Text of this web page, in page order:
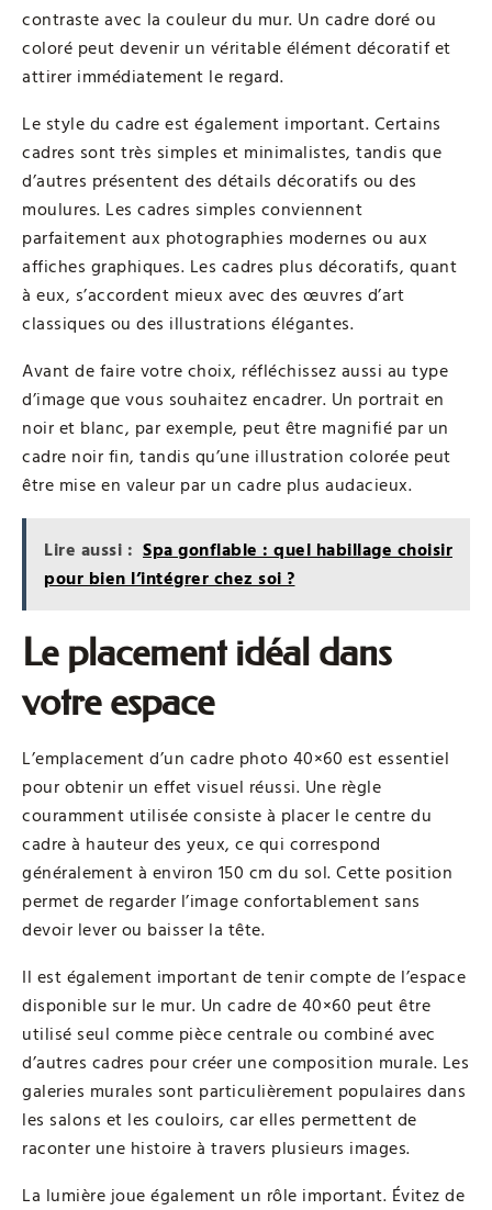
contraste avec la couleur du mur. Un cadre doré ou
coloré peut devenir un véritable élément décoratif et
attirer immédiatement le regard.
Le style du cadre est également important. Certains
cadres sont très simples et minimalistes, tandis que
d’autres présentent des détails décoratifs ou des
moulures. Les cadres simples conviennent
parfaitement aux photographies modernes ou aux
affiches graphiques. Les cadres plus décoratifs, quant
à eux, s’accordent mieux avec des œuvres d’art
classiques ou des illustrations élégantes.
Avant de faire votre choix, réfléchissez aussi au type
d’image que vous souhaitez encadrer. Un portrait en
noir et blanc, par exemple, peut être magnifié par un
cadre noir fin, tandis qu’une illustration colorée peut
être mise en valeur par un cadre plus audacieux.
Lire aussi : Spa gonflable : quel habillage choisir
pour bien l’intégrer chez soi ?
Le placement idéal dans
votre espace
L’emplacement d’un cadre photo 40×60 est essentiel
pour obtenir un effet visuel réussi. Une règle
couramment utilisée consiste à placer le centre du
cadre à hauteur des yeux, ce qui correspond
généralement à environ 150 cm du sol. Cette position
permet de regarder l’image confortablement sans
devoir lever ou baisser la tête.
Il est également important de tenir compte de l’espace
disponible sur le mur. Un cadre de 40×60 peut être
utilisé seul comme pièce centrale ou combiné avec
d’autres cadres pour créer une composition murale. Les
galeries murales sont particulièrement populaires dans
les salons et les couloirs, car elles permettent de
raconter une histoire à travers plusieurs images.
La lumière joue également un rôle important. Évitez de